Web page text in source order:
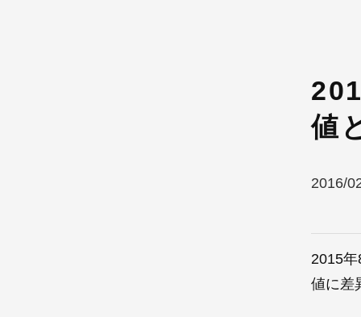
値
2016/
2015
値に差